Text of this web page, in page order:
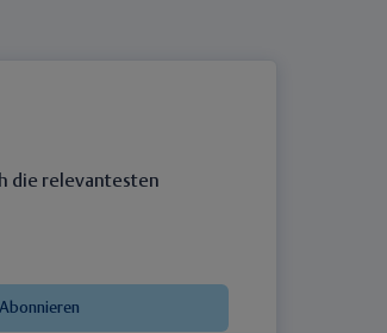
die relevantesten
Abonnieren